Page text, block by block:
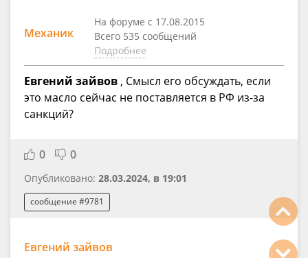
Механик
На форуме с 17.08.2015
Всего 535 сообщений
Подробнее
Евгений зайвов, Смысл его обсуждать, если
это масло сейчас не поставляется в РФ из-за
санкций?
0 0
Опубликовано: 28.03.2024, в 19:01
сообщение #9781
Евгений зайвов